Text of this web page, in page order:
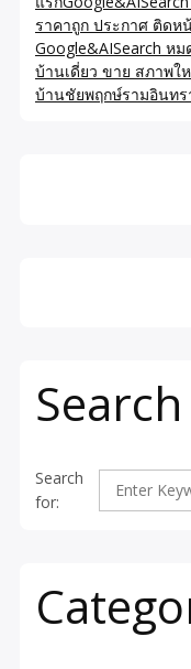
ราคาถูก ประกาศ ติด
Google&AISearch ห
บ้านเดี่ยว ขาย สภาพใ
บ้านชัยพฤกษ์รามอินท
Search
Search
for: